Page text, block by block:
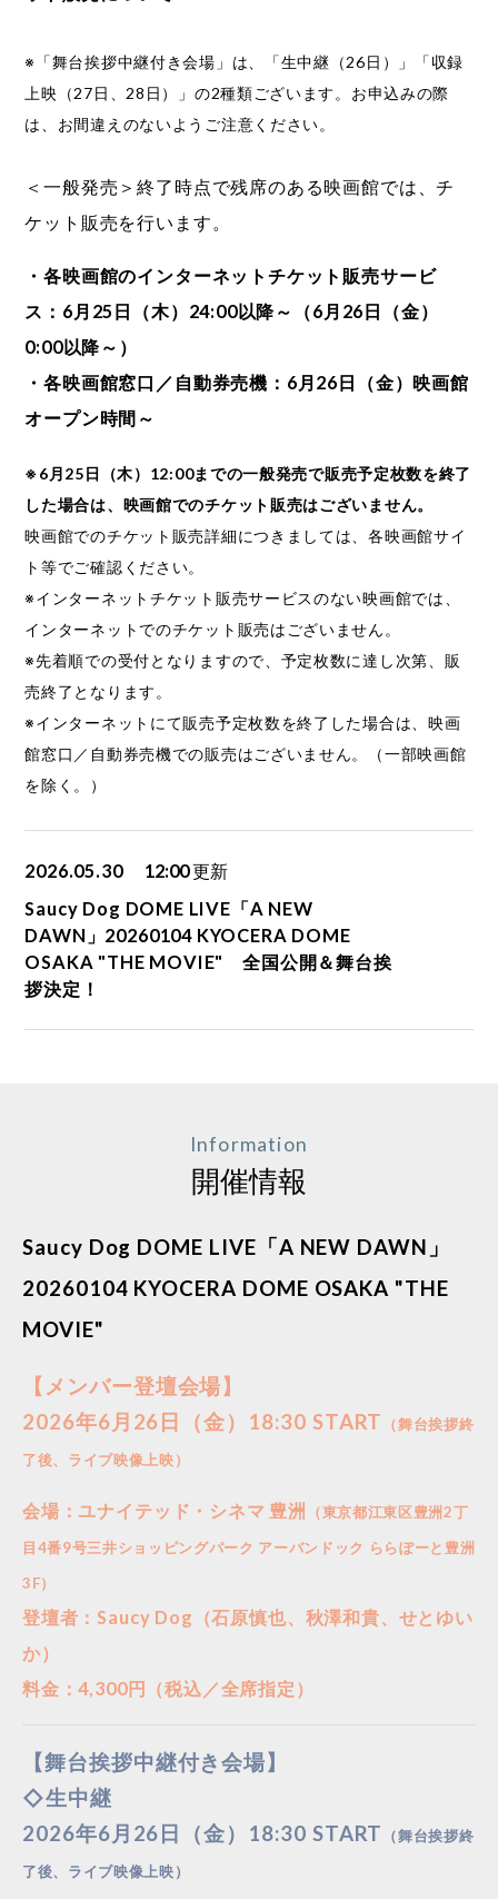
※「舞台挨拶中継付き会場」は、「生中継（26日）」「収録
上映（27日、28日）」の2種類ございます。お申込みの際
は、お間違えのないようご注意ください。
＜一般発売＞終了時点で残席のある映画館では、チ
ケット販売を行います。
・各映画館のインターネットチケット販売サービ
ス：6月25日（木）24:00以降～（6月26日（金）
0:00以降～）
・各映画館窓口／自動券売機：6月26日（金）映画館
オープン時間～
※6月25日（木）12:00までの一般発売で販売予定枚数を終了
した場合は、映画館でのチケット販売はございません。
映画館でのチケット販売詳細につきましては、各映画館サイ
ト等でご確認ください。
※インターネットチケット販売サービスのない映画館では、
インターネットでのチケット販売はございません。
※先着順での受付となりますので、予定枚数に達し次第、販
売終了となります。
※インターネットにて販売予定枚数を終了した場合は、映画
館窓口／自動券売機での販売はございません。（一部映画館
を除く。）
2026.05.30 12:00更新
Saucy Dog DOME LIVE「A NEW
DAWN」20260104 KYOCERA DOME
OSAKA "THE MOVIE" 全国公開＆舞台挨
拶決定！
Information
開催情報
Saucy Dog DOME LIVE「A NEW DAWN」
20260104 KYOCERA DOME OSAKA "THE
MOVIE"
【メンバー登壇会場】
2026年6月26日（金）18:30 START
（舞台挨拶終
了後、ライブ映像上映）
会場：ユナイテッド・シネマ 豊洲
（東京都江東区豊洲2丁
目4番9号三井ショッピングパーク アーバンドック ららぽーと豊洲
3F）
登壇者：Saucy Dog（石原慎也、秋澤和貴、せとゆい
か）
料金：4,300円（税込／全席指定）
【舞台挨拶中継付き会場】
◇生中継
2026年6月26日（金）18:30 START
（舞台挨拶終
了後、ライブ映像上映）